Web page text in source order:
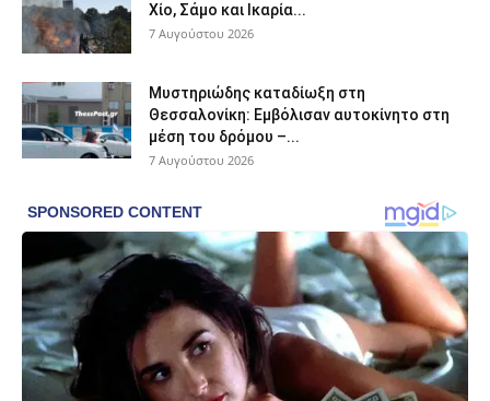
Χίο, Σάμο και Ικαρία...
7 Αυγούστου 2026
Μυστηριώδης καταδίωξη στη
Θεσσαλονίκη: Εμβόλισαν αυτοκίνητο στη
μέση του δρόμου –...
7 Αυγούστου 2026